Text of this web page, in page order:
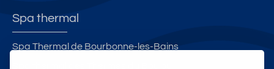
Spa thermal
Spa Thermal de Bourbonne-les-Bains